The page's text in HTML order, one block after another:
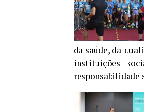
da saúde, da
instituições
responsabilidade